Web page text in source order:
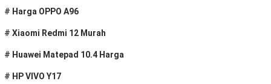
# Harga OPPO A96
# Xiaomi Redmi 12 Murah
# Huawei Matepad 10.4 Harga
# HP VIVO Y17